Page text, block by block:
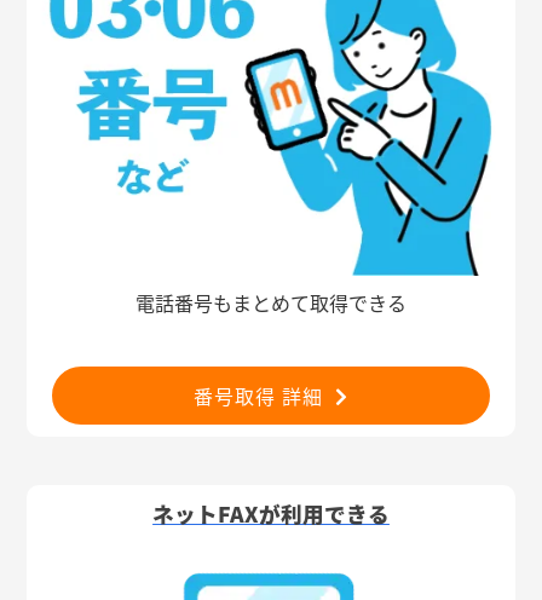
電話番号もまとめて取得できる
番号取得 詳細
ネットFAXが利用できる